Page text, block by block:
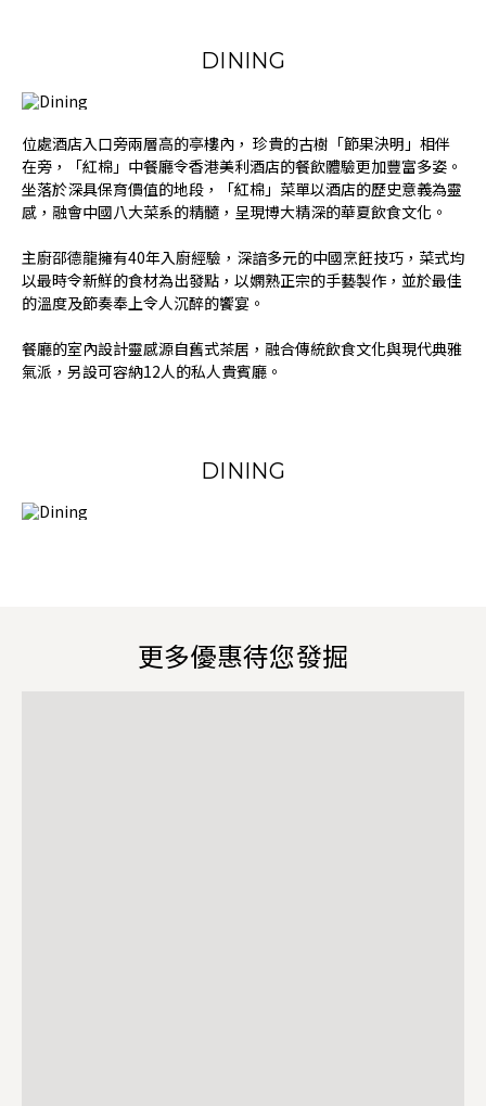
DINING
位處酒店入口旁兩層高的亭樓內， 珍貴的古樹「節果決明」相伴
在旁，「紅棉」中餐廳令香港美利酒店的餐飲體驗更加豐富多姿。
坐落於深具保育價值的地段，「紅棉」菜單以酒店的歷史意義為靈
感，融會中國八大菜系的精髓，呈現博大精深的華夏飲食文化。
主廚邵德龍擁有40年入廚經驗，深諳多元的中國烹飪技巧，菜式均
以最時令新鮮的食材為出發點，以嫻熟正宗的手藝製作，並於最佳
的溫度及節奏奉上令人沉醉的饗宴。
餐廳的室內設計靈感源自舊式茶居，融合傳統飲食文化與現代典雅
氣派，另設可容納12人的私人貴賓廳。
DINING
更多優惠待您發掘